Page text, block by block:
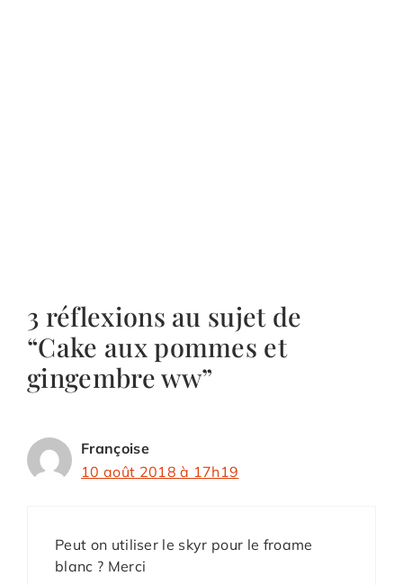
3 réflexions au sujet de
“Cake aux pommes et
gingembre ww”
Françoise
10 août 2018 à 17h19
Peut on utiliser le skyr pour le froame
blanc ? Merci